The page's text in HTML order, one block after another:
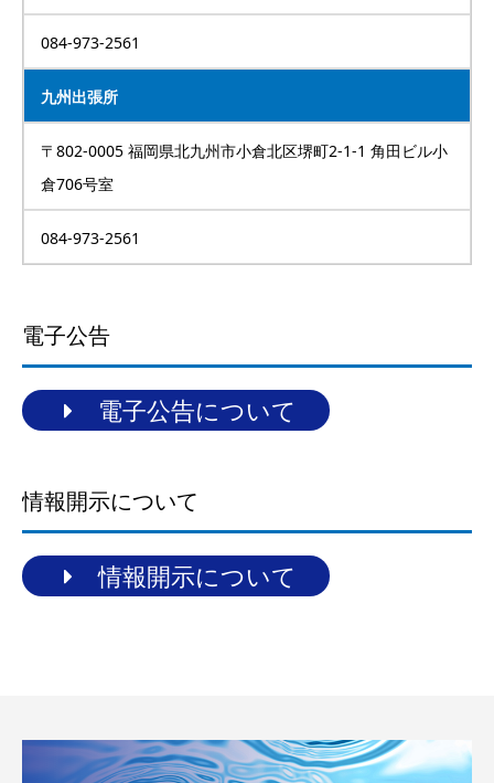
084-973-2561
九州出張所
〒802-0005 福岡県北九州市小倉北区堺町2-1-1 角田ビル小
倉706号室
084-973-2561
電子公告
電子公告について
情報開示について
情報開示について